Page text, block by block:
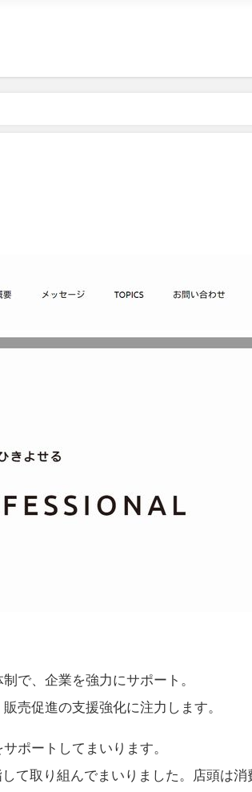
で、企業を強力にサポート。
売促進の支援強化に注力します。
ポートしてまいります。
て取り組んでまいりました。店頭は消